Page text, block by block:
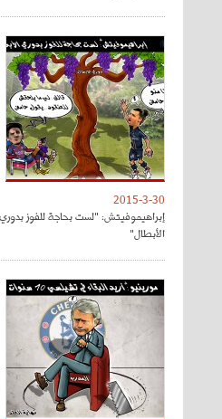
2015-3-30
إبراهيموفيتش: "لست بحاجة للفوز بدوري
الأبطال"